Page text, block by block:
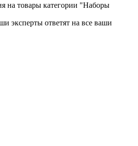
на товары категории "Наборы
эксперты ответят на все ваши